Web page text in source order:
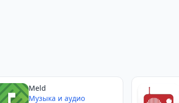
Meld
Музыка и аудио